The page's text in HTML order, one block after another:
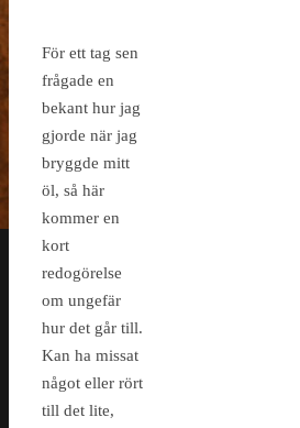
För ett tag sen
frågade en
bekant hur jag
gjorde när jag
bryggde mitt
öl, så här
kommer en
kort
redogörelse
om ungefär
hur det går till.
Kan ha missat
något eller rört
till det lite,